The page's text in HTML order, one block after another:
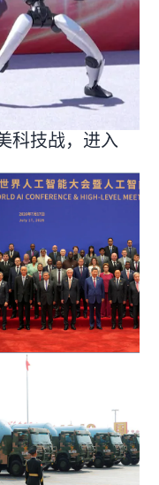
科技战，进入